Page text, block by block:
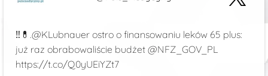
‼️💊.@KLubnauer ostro o finansowaniu leków 65 plus:
już raz obrabowaliście budżet @NFZ_GOV_PL
https://t.co/Q0yUEiYZt7